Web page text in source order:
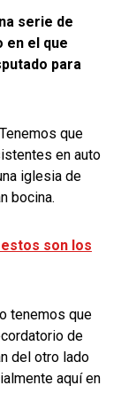
serie de
en el que
para
que
en auto
iglesia de
bocina.
estos son los
tenemos que
de
del otro lado
aquí en